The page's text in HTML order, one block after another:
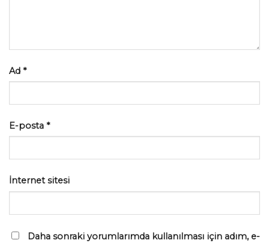
Ad *
E-posta *
İnternet sitesi
Daha sonraki yorumlarımda kullanılması için adım, e-